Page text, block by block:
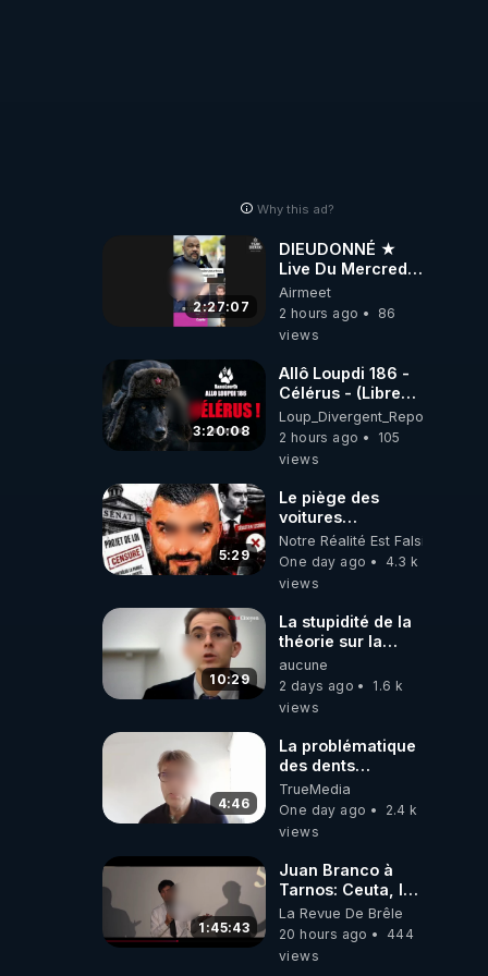
Why this ad?
2:27:07
DIEUDONNÉ ★
Live Du Mercredi
5 Août 2026
Airmeet
2 hours ago
86
views
3:20:08
Allô Loupdi 186 -
Célérus - (Libre
Antenne) - Loup
Divergent
2026.08.06
Loup_Divergent_Reposts
2 hours ago
105
views
5:29
Le piège des
voitures
électriques se
referme sur les
usagers !
Notre Réalité Est Falsifiée Et
One day ago
4.3 k
views
10:29
La stupidité de la
théorie sur la
responsabilité de
l’homme
concernant le
carbone.
aucune
2 days ago
1.6 k
views
4:46
La problématique
des dents
dévitalisées et
des implants
TrueMedia
One day ago
2.4 k
views
1:45:43
Juan Branco à
Tarnos: Ceuta, le
narcotrafic et le
pouvoir en France
La Revue De Brêle
20 hours ago
444
views